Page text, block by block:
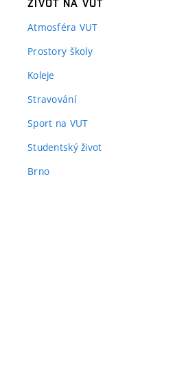
ŽIVOT NA VUT
Atmosféra VUT
Prostory školy
Koleje
Stravování
Sport na VUT
Studentský život
Brno